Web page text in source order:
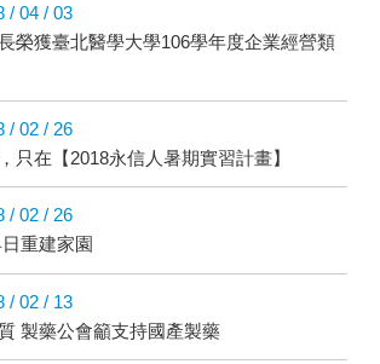
/ 04 / 03
榮獲臺北醫學大學106學年度企業經營類
/ 02 / 26
只在【2018永信人暑期實習計畫】
/ 02 / 26
重建家園
/ 02 / 13
製藥公會籲支持國產製藥